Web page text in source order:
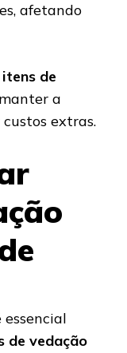
afetando
itens de
a
extras.
essencial
de vedação